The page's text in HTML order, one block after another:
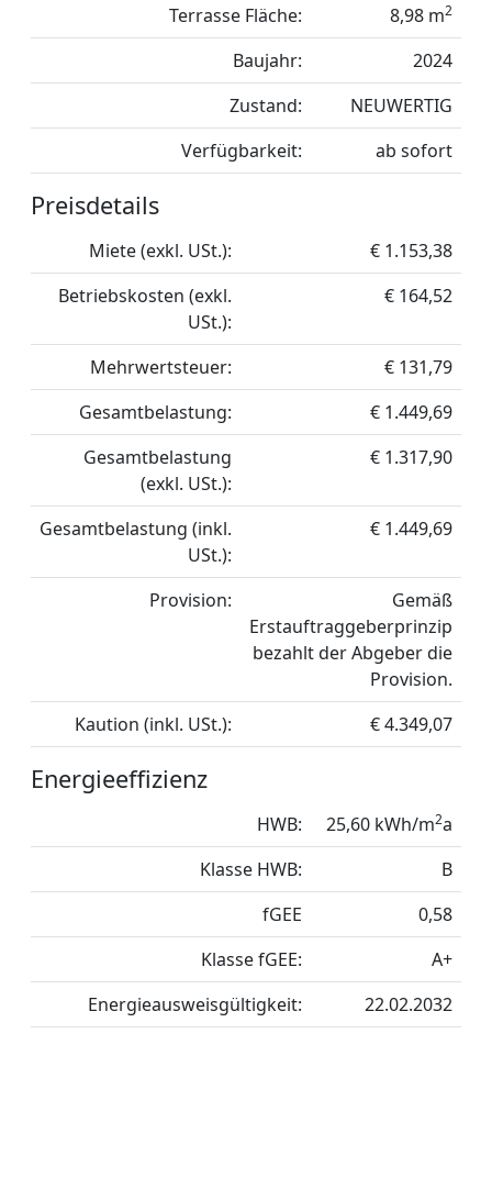
Terrasse Fläche:
8,98 m2
Baujahr:
2024
Zustand:
NEUWERTIG
Verfügbarkeit:
ab sofort
Preisdetails
Miete (exkl. USt.):
€ 1.153,38
Betriebskosten (exkl.
USt.):
€ 164,52
Mehrwertsteuer:
€ 131,79
Gesamtbelastung:
€ 1.449,69
Gesamtbelastung
(exkl. USt.):
€ 1.317,90
Gesamtbelastung (inkl.
USt.):
€ 1.449,69
Provision:
Gemäß
Erstauftraggeberprinzip
bezahlt der Abgeber die
Provision.
Kaution (inkl. USt.):
€ 4.349,07
Energieeffizienz
HWB: 25,60 kWh/m2a
Klasse HWB:
B
fGEE
0,58
Klasse fGEE:
A+
Energieausweisgültigkeit:
22.02.2032